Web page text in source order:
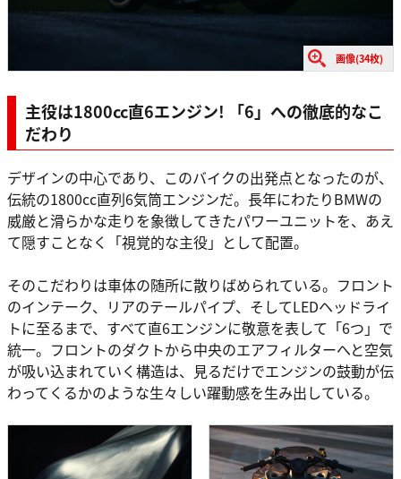
画像(34枚)
主役は1800cc直6エンジン! 「6」への徹底的なこ
だわり
デザインの中心であり、このバイクの出発点となったのが、
伝統の1800cc直列6気筒エンジンだ。長年にわたりBMWの
威厳と滑らかな走りを象徴してきたパワーユニットを、あえ
て隠すことなく「視覚的な主役」として配置。
そのこだわりは車体の随所に散りばめられている。フロント
のインテーク、リアのテールパイプ、そしてLEDヘッドライ
トに至るまで、すべて直6エンジンに敬意を表して「6つ」で
統一。フロントのダクトから中央のエアフィルターへと空気
が吸い込まれていく構造は、見るだけでエンジンの鼓動が伝
わってくるかのような生々しい躍動感を生み出している。